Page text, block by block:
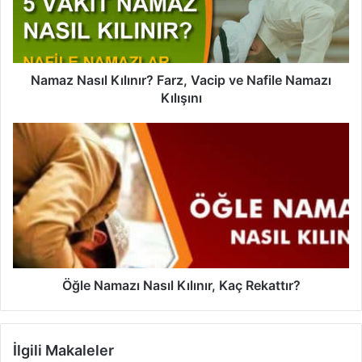
ı
l
ı
r
?
F
r
Namaz Nasıl Kılınır? Farz, Vacip ve Nafile Namazı
Kılışını
Ö
l
e
N
a
m
a
z
Öğle Namazı Nasıl Kılınır, Kaç Rekattır?
İlgili Makaleler